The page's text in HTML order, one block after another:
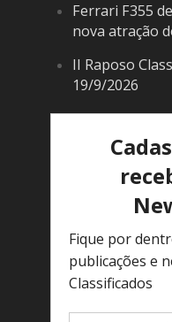
Ferrari F355
nova atração
II Raposo
19/9/2026